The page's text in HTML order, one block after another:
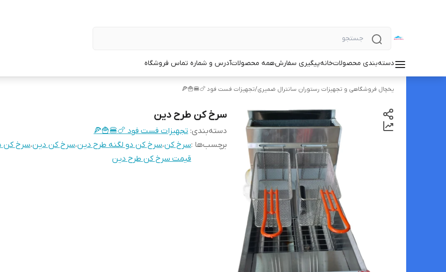
دسته‌بندی محصولاتخانهپیگیری سفارشهمه محصولاتآدرس و شماره تماس فروشگاه
یخچال فروشگاهی و تجهیزات رستوران سانترال ضمیری/تجهیزات فست فود 🍗🍔🍟🍕
سرخ کن طرح دین
دسته‌بندی: تجهیزات فست فود 🍗🍔🍟🍕
برچسب‌ها :سرخ کن،سرخ کن دو لگنه طرح دین،سرخ کن دین،سرخ کن
قیمت سرخ کن طرح دین